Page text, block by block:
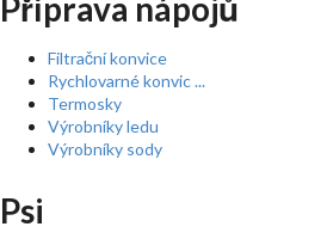
Příprava nápojů
Filtrační konvice
Rychlovarné konvic ...
Termosky
Výrobníky ledu
Výrobníky sody
Psi